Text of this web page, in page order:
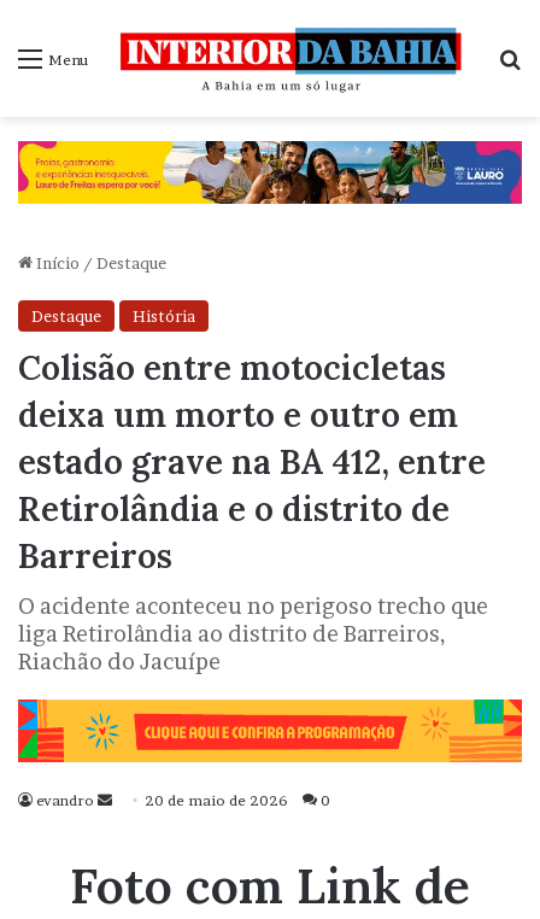
Menu
Início / Destaque
Destaque História
Colisão entre motocicletas
deixa um morto e outro em
estado grave na BA 412, entre
Retirolândia e o distrito de
Barreiros
O acidente aconteceu no perigoso trecho que
liga Retirolândia ao distrito de Barreiros,
Riachão do Jacuípe
evandro
Mande
mail
20 de maio de 2026 0
Foto com Link de